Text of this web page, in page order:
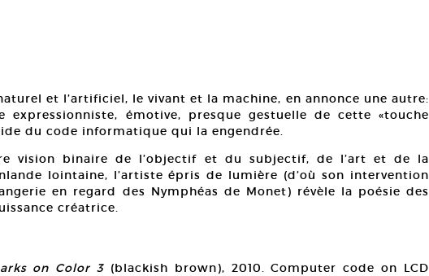
et l’artificiel, le vivant et la machine, en annonce une autre:
émotive, presque gestuelle de cette «touche
du code informatique qui la engendrée.
vision binaire de l’objectif et du subjectif, de l’art et de la
lointaine, l’artiste épris de lumière (d’où son intervention
en regard des Nymphéas de Monet) révèle la poésie des
créatrice.
on Color 3 (blackish brown), 2010. Computer code on LCD